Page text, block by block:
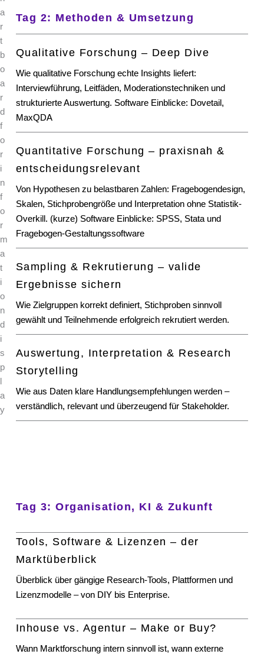
Tag 2: Methoden & Umsetzung
Qualitative Forschung – Deep Dive
Wie qualitative Forschung echte Insights liefert:
Interviewführung, Leitfäden, Moderationstechniken und
strukturierte Auswertung. Software Einblicke: Dovetail,
MaxQDA
Quantitative Forschung – praxisnah &
entscheidungsrelevant
Von Hypothesen zu belastbaren Zahlen: Fragebogendesign,
Skalen, Stichprobengröße und Interpretation ohne Statistik-
Overkill. (kurze) Software Einblicke: SPSS, Stata und
Fragebogen-Gestaltungssoftware
Sampling & Rekrutierung – valide
Ergebnisse sichern
Wie Zielgruppen korrekt definiert, Stichproben sinnvoll
gewählt und Teilnehmende erfolgreich rekrutiert werden.
Auswertung, Interpretation & Research
Storytelling
Wie aus Daten klare Handlungsempfehlungen werden –
verständlich, relevant und überzeugend für Stakeholder.
Tag 3: Organisation, KI & Zukunft
Tools, Software & Lizenzen – der
Marktüberblick
Überblick über gängige Research-Tools, Plattformen und
Lizenzmodelle – von DIY bis Enterprise.
Inhouse vs. Agentur – Make or Buy?
Wann Marktforschung intern sinnvoll ist, wann externe